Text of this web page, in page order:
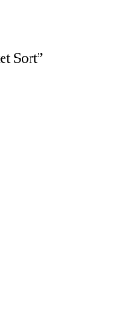
Sort”